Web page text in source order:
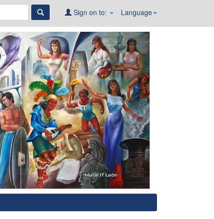
Language
Sign on to: